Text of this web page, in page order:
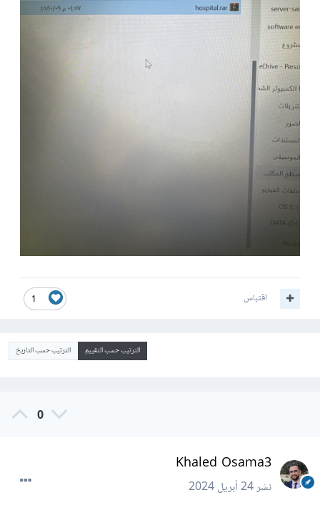
1 اقتباس
الترتيب حسب التقييم الترتيب حسب التاريخ
0
Khaled Osama3
نشر24 أبريل 2024